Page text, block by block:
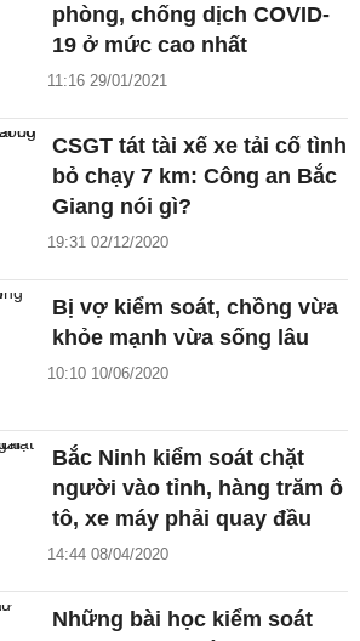
phòng, chống dịch COVID-
19 ở mức cao nhất
11:16 29/01/2021
CSGT tát tài xế xe tải cố tình
bỏ chạy 7 km: Công an Bắc
Giang nói gì?
19:31 02/12/2020
Bị vợ kiểm soát, chồng vừa
khỏe mạnh vừa sống lâu
10:10 10/06/2020
Bắc Ninh kiểm soát chặt
người vào tỉnh, hàng trăm ô
tô, xe máy phải quay đầu
14:44 08/04/2020
Những bài học kiểm soát